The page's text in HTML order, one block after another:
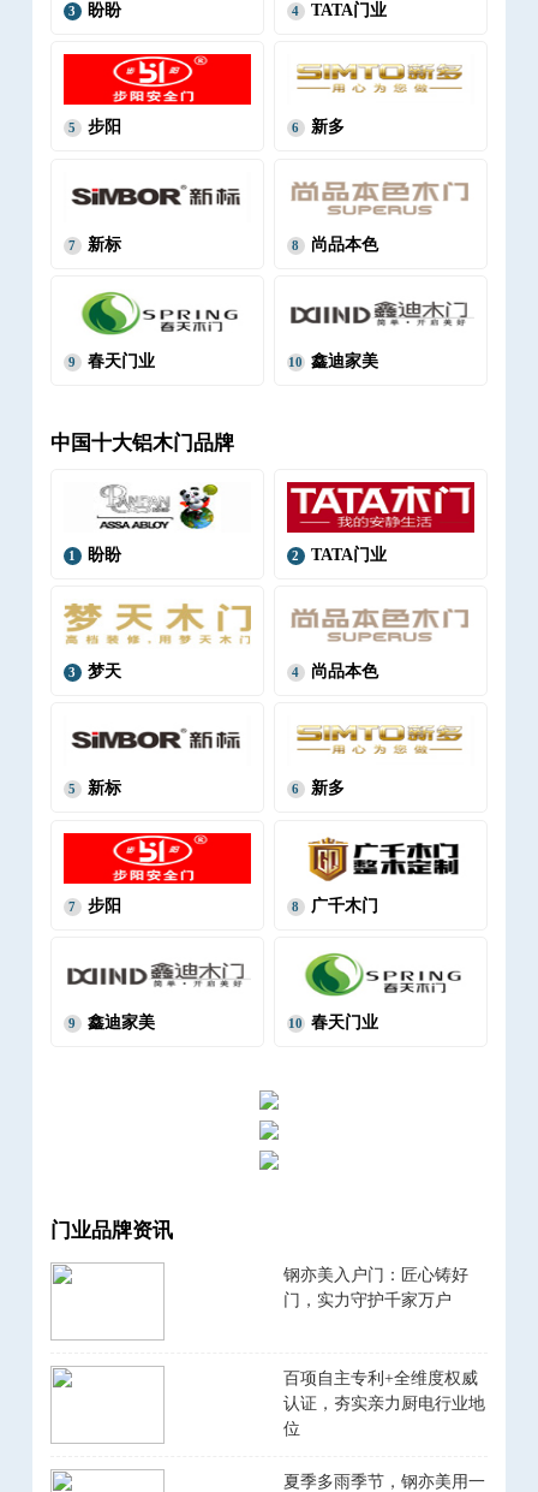
3 盼盼 4 TATA门业
5 步阳 6 新多
7 新标 8 尚品本色
9 春天门业 10 鑫迪家美
中国十大铝木门品牌
1 盼盼 2 TATA门业
3 梦天 4 尚品本色
5 新标 6 新多
7 步阳 8 广千木门
9 鑫迪家美 10 春天门业
门业品牌资讯
钢亦美入户门：匠心铸好
门，实力守护千家万户
百项自主专利+全维度权威
认证，夯实亲力厨电行业地
位
夏季多雨季节，钢亦美用一